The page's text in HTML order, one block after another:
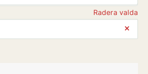
Radera valda
⨯